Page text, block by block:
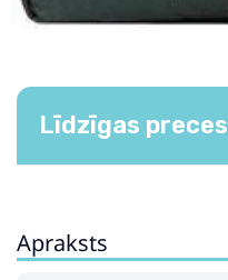
Līdzīgas preces
Apraksts